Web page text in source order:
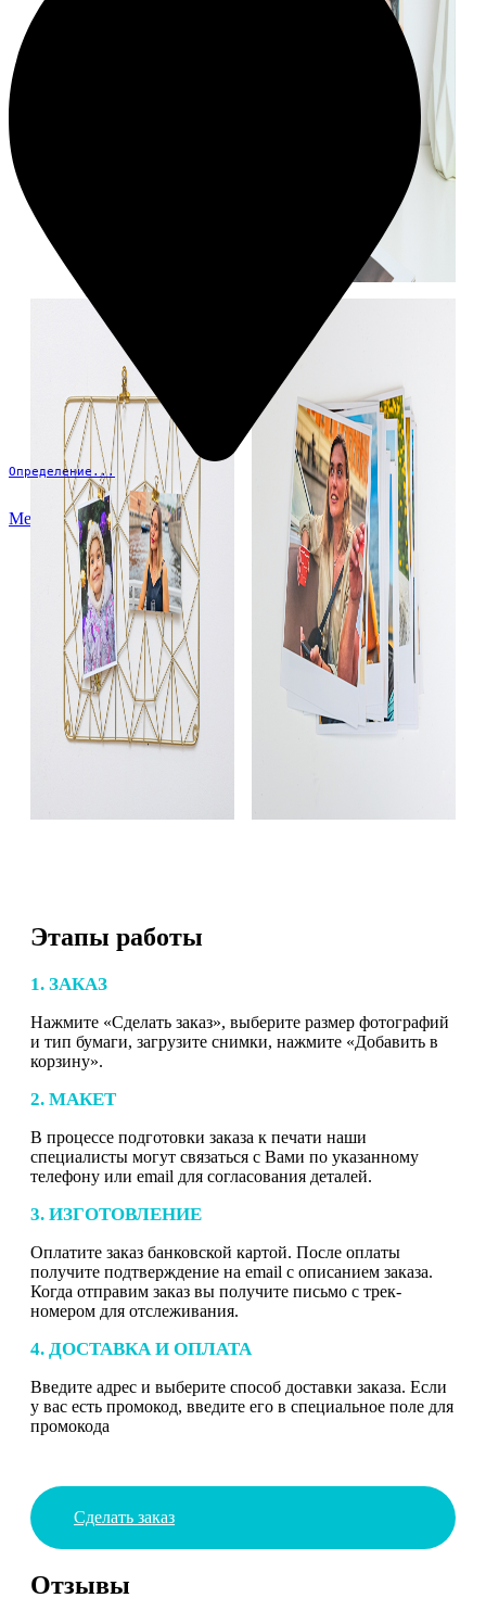
Определение...
Меню
Этапы работы
1. ЗАКАЗ
Нажмите «Сделать заказ», выберите размер фотографий
и тип бумаги, загрузите снимки, нажмите «Добавить в
корзину».
2. МАКЕТ
В процессе подготовки заказа к печати наши
специалисты могут связаться с Вами по указанному
телефону или email для согласования деталей.
3. ИЗГОТОВЛЕНИЕ
Оплатите заказ банковской картой. После оплаты
получите подтверждение на email с описанием заказа.
Когда отправим заказ вы получите письмо с трек-
номером для отслеживания.
4. ДОСТАВКА И ОПЛАТА
Введите адрес и выберите способ доставки заказа. Если
у вас есть промокод, введите его в специальное поле для
промокода
Сделать заказ
Отзывы